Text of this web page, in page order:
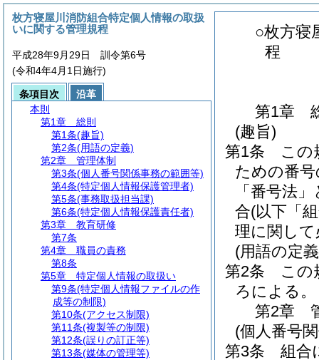
○枚方寝
程
第1章
(趣旨)
第1条
この
ための番
「番号法
合(以下「
理に関し
(用語の定
第2条
この
ろによる。
第2章
(個人番号
第3条
組合
枚方寝屋川消防組合特定個人情報の取扱
いに関する管理規程
平成28年9月29日 訓令第6号
(令和4年4月1日施行)
条項目次
沿革
本則
第1章
総則
第1条(趣旨)
第2条(用語の定義)
第2章
管理体制
第3条(個人番号関係事務の範囲等)
第4条(特定個人情報保護管理者)
第5条(事務取扱担当課)
第6条(特定個人情報保護責任者)
第3章
教育研修
第7条
第4章
職員の責務
第8条
第5章
特定個人情報の取扱い
第9条(特定個人情報ファイルの作
成等の制限)
第10条(アクセス制限)
第11条(複製等の制限)
第12条(誤りの訂正等)
第13条(媒体の管理等)